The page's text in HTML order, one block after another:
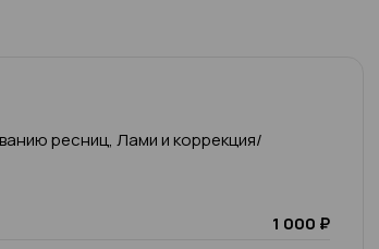
ресниц, Лами и коррекция/
1 000 ₽